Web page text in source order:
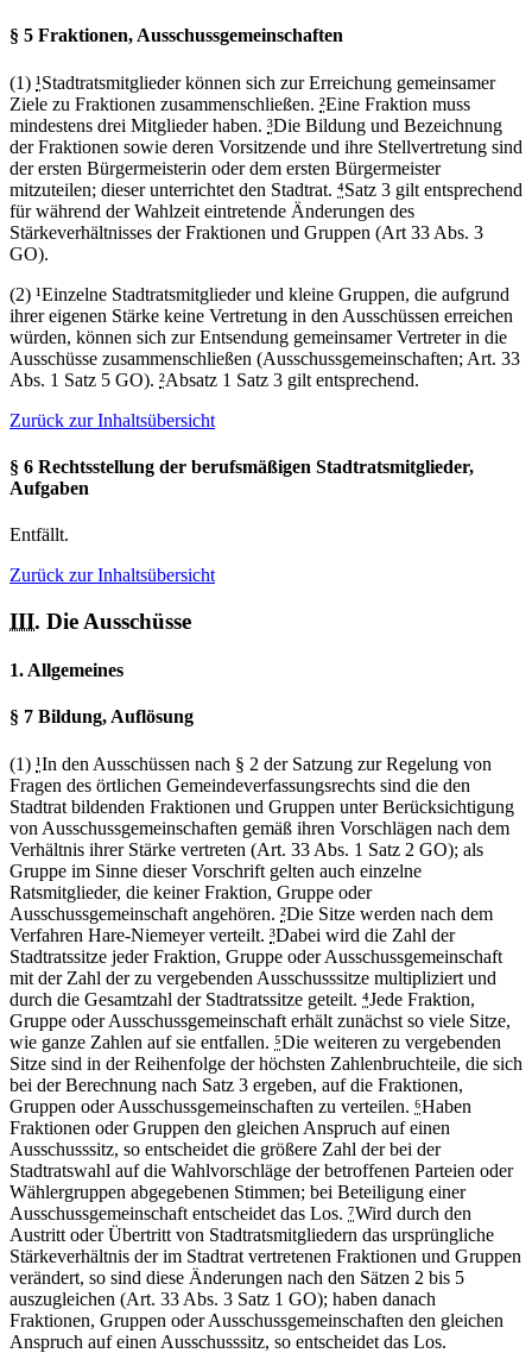
§ 5 Fraktionen, Ausschussgemeinschaften
(1) ¹Stadtratsmitglieder können sich zur Erreichung gemeinsamer
Ziele zu Fraktionen zusammenschließen. ²Eine Fraktion muss
mindestens drei Mitglieder haben. ³Die Bildung und Bezeichnung
der Fraktionen sowie deren Vorsitzende und ihre Stellvertretung sind
der ersten Bürgermeisterin oder dem ersten Bürgermeister
mitzuteilen; dieser unterrichtet den Stadtrat. ⁴Satz 3 gilt entsprechend
für während der Wahlzeit eintretende Änderungen des
Stärkeverhältnisses der Fraktionen und Gruppen (Art 33 Abs. 3
GO).
(2) ¹Einzelne Stadtratsmitglieder und kleine Gruppen, die aufgrund
ihrer eigenen Stärke keine Vertretung in den Ausschüssen erreichen
würden, können sich zur Entsendung gemeinsamer Vertreter in die
Ausschüsse zusammenschließen (Ausschussgemeinschaften; Art. 33
Abs. 1 Satz 5 GO). ²Absatz 1 Satz 3 gilt entsprechend.
Zurück zur Inhaltsübersicht
§ 6 Rechtsstellung der berufsmäßigen Stadtratsmitglieder,
Aufgaben
Entfällt.
Zurück zur Inhaltsübersicht
III. Die Ausschüsse
1. Allgemeines
§ 7 Bildung, Auflösung
(1) ¹In den Ausschüssen nach § 2 der Satzung zur Regelung von
Fragen des örtlichen Gemeindeverfassungsrechts sind die den
Stadtrat bildenden Fraktionen und Gruppen unter Berücksichtigung
von Ausschussgemeinschaften gemäß ihren Vorschlägen nach dem
Verhältnis ihrer Stärke vertreten (Art. 33 Abs. 1 Satz 2 GO); als
Gruppe im Sinne dieser Vorschrift gelten auch einzelne
Ratsmitglieder, die keiner Fraktion, Gruppe oder
Ausschussgemeinschaft angehören. ²Die Sitze werden nach dem
Verfahren Hare-Niemeyer verteilt. ³Dabei wird die Zahl der
Stadtratssitze jeder Fraktion, Gruppe oder Ausschussgemeinschaft
mit der Zahl der zu vergebenden Ausschusssitze multipliziert und
durch die Gesamtzahl der Stadtratssitze geteilt. ⁴Jede Fraktion,
Gruppe oder Ausschussgemeinschaft erhält zunächst so viele Sitze,
wie ganze Zahlen auf sie entfallen. ⁵Die weiteren zu vergebenden
Sitze sind in der Reihenfolge der höchsten Zahlenbruchteile, die sich
bei der Berechnung nach Satz 3 ergeben, auf die Fraktionen,
Gruppen oder Ausschussgemeinschaften zu verteilen. ⁶Haben
Fraktionen oder Gruppen den gleichen Anspruch auf einen
Ausschusssitz, so entscheidet die größere Zahl der bei der
Stadtratswahl auf die Wahlvorschläge der betroffenen Parteien oder
Wählergruppen abgegebenen Stimmen; bei Beteiligung einer
Ausschussgemeinschaft entscheidet das Los. ⁷Wird durch den
Austritt oder Übertritt von Stadtratsmitgliedern das ursprüngliche
Stärkeverhältnis der im Stadtrat vertretenen Fraktionen und Gruppen
verändert, so sind diese Änderungen nach den Sätzen 2 bis 5
auszugleichen (Art. 33 Abs. 3 Satz 1 GO); haben danach
Fraktionen, Gruppen oder Ausschussgemeinschaften den gleichen
Anspruch auf einen Ausschusssitz, so entscheidet das Los.